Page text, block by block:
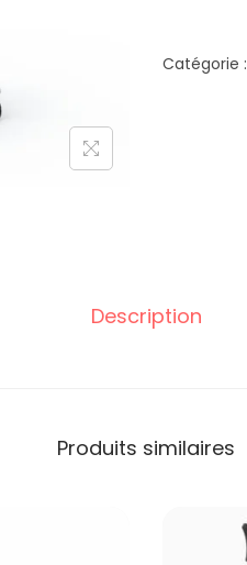
Catégorie :
Description
Produits similaires